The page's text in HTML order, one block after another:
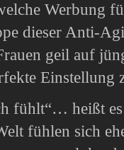
Werbung
dieser Anti-
geil auf
Einstellung
fühlt“… heißt es
fühlen sich